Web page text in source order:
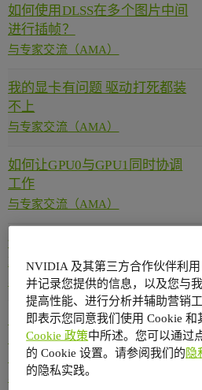
如何使用DLSS在多个图片中间
进行插帧？
与专家交流（AMA）
我的显卡有问题 驱动打死都装
不上
与专家交流（AMA）
如何让GPU0与GPU1同时协调
工作
与专家交流（AMA）
使用 __hfma 函数时 Device 和
Host 结果相差 1 ULP
与专家交流（AMA）
为何用DP连接显示器就无法设
置50HZ的刷新率用HDMI就可
与专家交流（AMA）
NVIDIA 及其第三方合作伙伴利
并记录您提供的信息，以及您与
提高性能、进行分析并辅助营销
即表示您同意我们使用 Cookie
Cookie 政策中所述。您可以通过
的 Cookie 设置。请参阅我们的隐
的隐私实践。